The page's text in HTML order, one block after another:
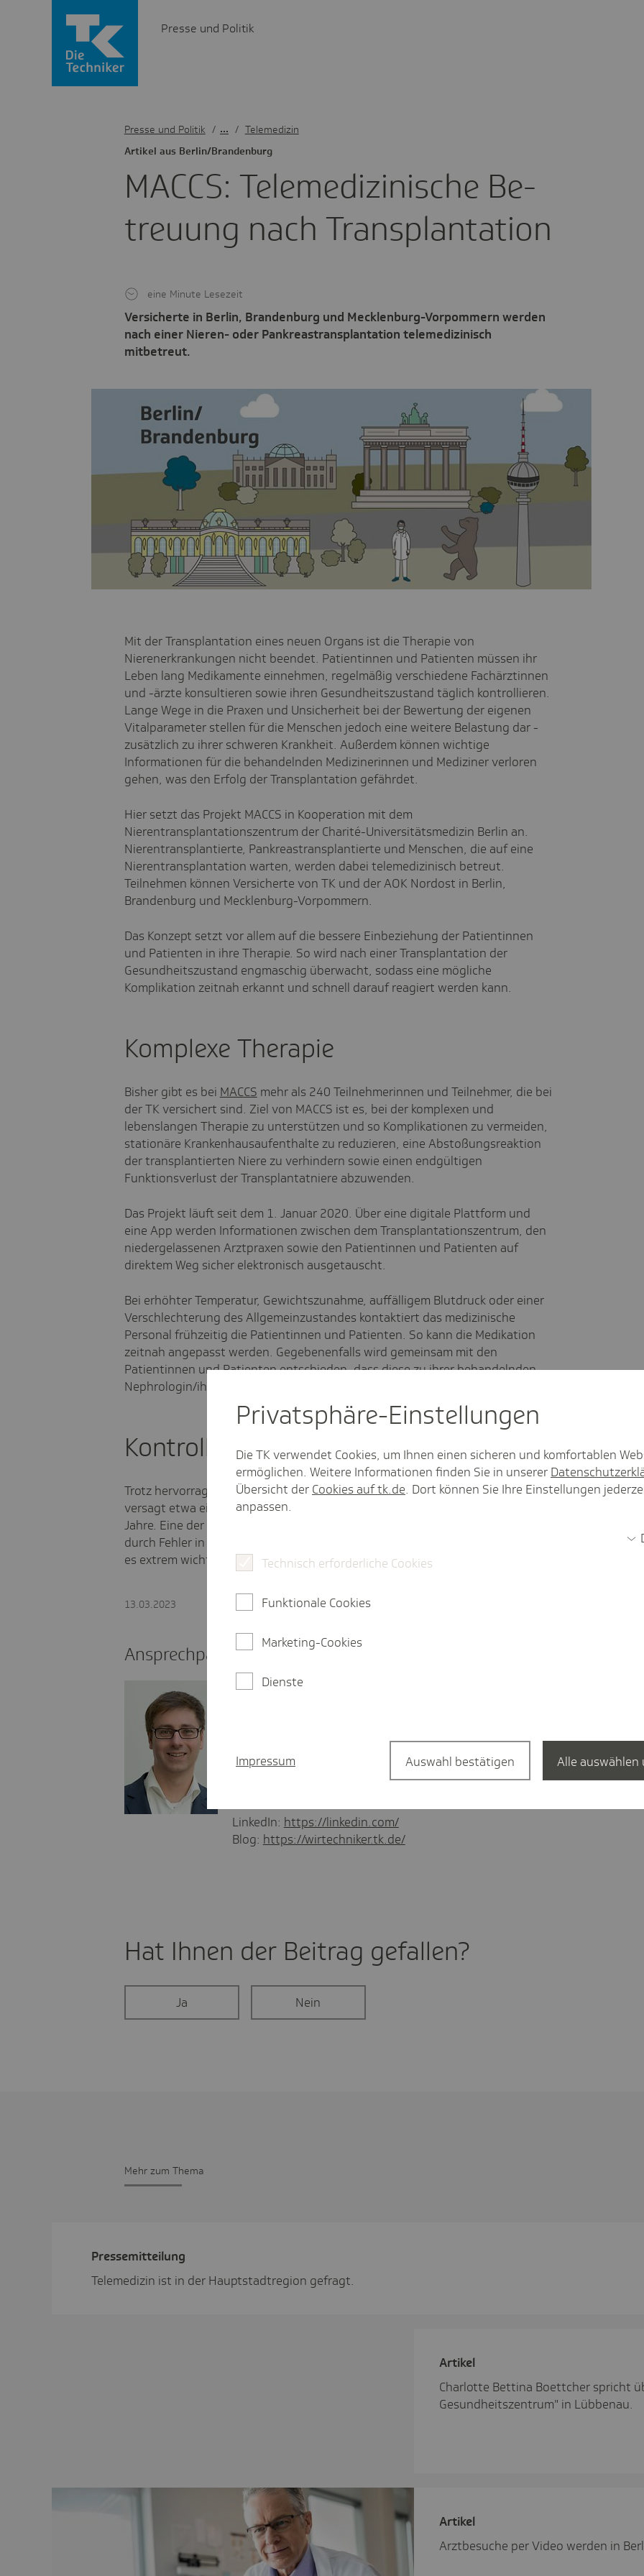
Presse und Politik
MACCS: Tele­­me­­di­zi­­ni­­sche Be­
treuung nach Tran­s­­plan­­ta­­tion
Artikel aus Berlin/Bran­den­burg
Versicherte in Berlin, Brandenburg und Mecklenburg-Vorpommern werden
nach einer Nieren- oder Pankreastransplantation telemedizinisch
mitbetreut.
eine Minute Lesezeit
Presse und Politik / Telemedizin
Mit der Transplantation eines neuen Organs ist die Therapie von
Nierenerkrankungen nicht beendet. Patientinnen und Patienten müssen ihr
Leben lang Medikamente einnehmen, regelmäßig verschiedene Fachärztinnen
und -ärzte konsultieren sowie ihren Gesundheitszustand täglich kontrollieren.
Lange Wege in die Praxen und Unsicherheit bei der Bewertung der eigenen
Vitalparameter stellen für die Menschen jedoch eine weitere Belastung dar -
zusätzlich zu ihrer schweren Krankheit. Außerdem können wichtige
Informationen für die behandelnden Medizinerinnen und Mediziner verloren
gehen, was den Erfolg der Transplantation gefährdet.
Hier setzt das Projekt MACCS in Kooperation mit dem
Nierentransplantationszentrum der Charité-Universitätsmedizin Berlin an.
Nierentransplantierte, Pankreastransplantierte und Menschen, die auf eine
Nierentransplantation warten, werden dabei telemedizinisch betreut.
Teilnehmen können Versicherte von TK und der AOK Nordost in Berlin,
Brandenburg und Mecklenburg-Vorpommern.
Das Konzept setzt vor allem auf die bessere Einbeziehung der Patientinnen
und Patienten in ihre Therapie. So wird nach einer Transplantation der
Gesundheitszustand engmaschig überwacht, sodass eine mögliche
Komplikation zeitnah erkannt und schnell darauf reagiert werden kann.
Komplexe Therapie
Bisher gibt es bei MACCS mehr als 240 Teilnehmerinnen und Teilnehmer, die bei
der TK versichert sind. Ziel von MACCS ist es, bei der komplexen und
lebenslangen Therapie zu unterstützen und so Komplikationen zu vermeiden,
stationäre Krankenhausaufenthalte zu reduzieren, eine Abstoßungsreaktion
der transplantierten Niere zu verhindern sowie einen endgültigen
Funktionsverlust der Transplantatniere abzuwenden.
Das Projekt läuft seit dem 1. Januar 2020. Über eine digitale Plattform und
eine App werden Informationen zwischen dem Transplantationszentrum, den
niedergelassenen Arztpraxen sowie den Patientinnen und Patienten auf
direktem Weg sicher elektronisch ausgetauscht.
Bei erhöhter Temperatur, Gewichtszunahme, auffälligem Blutdruck oder einer
Verschlechterung des Allgemeinzustandes kontaktiert das medizinische
Personal frühzeitig die Patientinnen und Patienten. So kann die Medikation
zeitnah angepasst werden. Gegebenenfalls wird gemeinsam mit den
Patientinnen und Patienten entschieden, dass diese zu ihrer behandelnden
Nephrologin/ihrem Nephrologen oder in die Notaufnahme gehen sollten.
Kontrolle der Medikation
Trotz hervorragender Ergebnisse im ersten Jahr nach Nierentransplantation
versagt etwa ein Viertel der transplantierten Nieren innerhalb der ersten fünf
Jahre. Eine der Hauptursachen sind chronische Abstoßungsreaktionen, die oft
durch Fehler in der Medikamenteneinnahme begünstigt werden. Deshalb ist
es extrem wichtig, dies frühzeitig zu erkennen.
13.03.2023
Ansprechpartner Presse
Lennart Paul
030 - 245 47-5 11
LinkedIn: https://linkedin.com/
Blog: https://wirtechniker.tk.de/
Hat Ihnen der Beitrag gefal­len?
Ja Nein
Mehr zum Thema
Pres­se­mit­tei­lung
Telemedizin ist in der Hauptstadtregion gefragt.
Artikel
Charlotte Bettina Boettcher spricht
Gesundheitszentrum" in Lübbenau.
Artikel
Arztbesuche per Video werden in
Privat­sphäre-Einstel­lungen
Die TK verwendet Cookies, um Ihnen einen sicheren und komfortablen
ermöglichen. Weitere Informationen finden Sie in unserer
Übersicht der Cookies auf tk.de. Dort können Sie Ihre Einstellungen
anpassen.
Technisch erforderliche Cookies
Funktionale Cookies
Marketing-Cookies
Dienste
Impressum Auswahl bestätigen Alle auswählen